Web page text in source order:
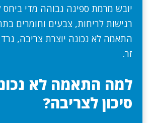
יובש מרמת ספיגה גבוהה מדי ביחס
רגישות לריחות, צבעים וחומרים
התאמה לא נכונה יוצרת צריבה,
זר.
למה התאמה לא
סיכון לצריבה?